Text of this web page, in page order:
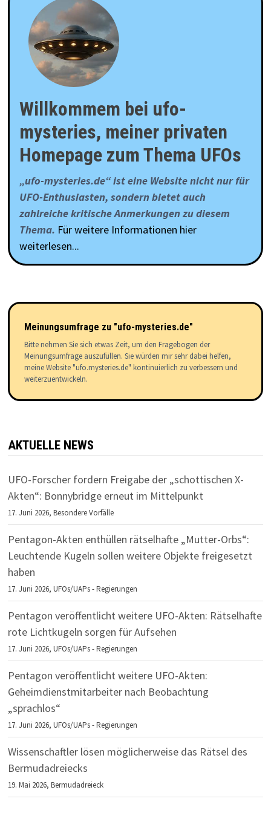
Willkommem bei ufo-
mysteries, meiner privaten
Homepage zum Thema UFOs
„ufo-mysteries.de“ ist eine Website nicht nur für
UFO-Enthusiasten, sondern bietet auch
zahlreiche kritische Anmerkungen zu diesem
Thema. Für weitere Informationen hier
weiterlesen...
Meinungsumfrage zu "ufo-mysteries.de"
Bitte nehmen Sie sich etwas Zeit, um den Fragebogen der
Meinungsumfrage auszufüllen. Sie würden mir sehr dabei helfen,
meine Website "ufo.mysteries.de" kontinuierlich zu verbessern und
weiterzuentwickeln.
AKTUELLE NEWS
UFO-Forscher fordern Freigabe der „schottischen X-
Akten“: Bonnybridge erneut im Mittelpunkt
17. Juni 2026,Besondere Vorfälle
Pentagon-Akten enthüllen rätselhafte „Mutter-Orbs“:
Leuchtende Kugeln sollen weitere Objekte freigesetzt
haben
17. Juni 2026,UFOs/UAPs - Regierungen
Pentagon veröffentlicht weitere UFO-Akten: Rätselhafte
rote Lichtkugeln sorgen für Aufsehen
17. Juni 2026,UFOs/UAPs - Regierungen
Pentagon veröffentlicht weitere UFO-Akten:
Geheimdienstmitarbeiter nach Beobachtung
„sprachlos“
17. Juni 2026,UFOs/UAPs - Regierungen
Wissenschaftler lösen möglicherweise das Rätsel des
Bermudadreiecks
19. Mai 2026,Bermudadreieck